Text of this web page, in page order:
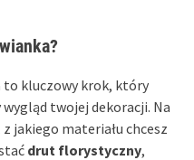
to kluczowy krok, który
twojej dekoracji. Na
jakiego materiału chcesz
drut florystyczny,